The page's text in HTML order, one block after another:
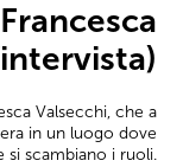
Valsecchi, che a
in un luogo dove
si scambiano i ruoli.